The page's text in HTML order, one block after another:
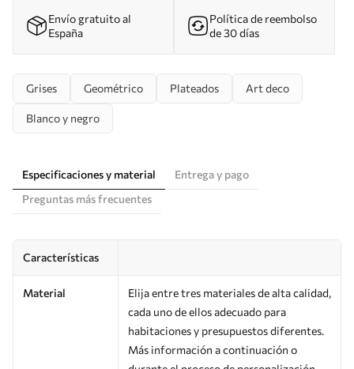
Envío gratuito al
España
Política de reembolso
de 30 días
Grises Geométrico Plateados Art deco
Blanco y negro
Especificaciones y material
Entrega y pago
Preguntas más frecuentes
Características
Material
Elija entre tres materiales de alta calidad,
cada uno de ellos adecuado para
habitaciones y presupuestos diferentes.
Más información a continuación o